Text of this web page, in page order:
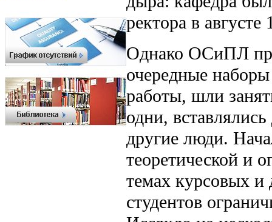
ректора в августе
Однако ОСиПЛ
очередные
работы, шли
одни,
другие люди.
теоретической и
темах курсовых и
студентов